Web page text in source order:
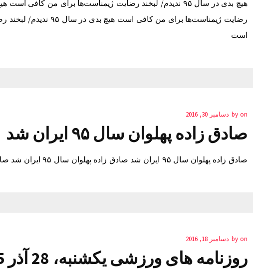
رضایت ژیمناست‌ها برای من
است
by on دسامبر 30, 2016
صادق زاده پهلوان سال ۹۵ ایران شد
صادق زاده پهلوان سال ۹۵ ایران شد صادق زاده پهلوان سال ۹۵ ایران شد صادق زاده پهلوان سال ۹۵ ایران شد
by on دسامبر 18, 2016
روزنامه های ورزشی یکشنبه، 28 آذر 95